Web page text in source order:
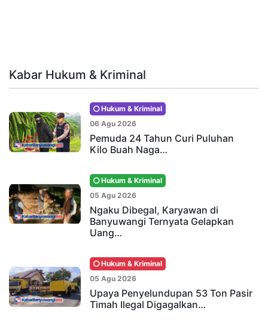
Kabar Hukum & Kriminal
Hukum & Kriminal
06 Agu 2026
Pemuda 24 Tahun Curi Puluhan
Kilo Buah Naga…
Hukum & Kriminal
05 Agu 2026
Ngaku Dibegal, Karyawan di
Banyuwangi Ternyata Gelapkan
Uang…
Hukum & Kriminal
05 Agu 2026
Upaya Penyelundupan 53 Ton Pasir
Timah Ilegal Digagalkan…